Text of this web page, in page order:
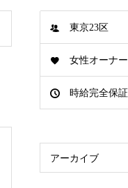
東京23区
女性オーナー
時給完全保証